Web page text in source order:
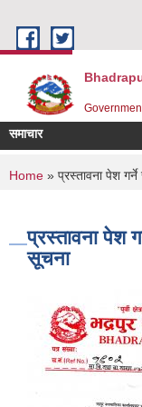
समाचार
You are
Home » प्रस्तावना पेश
प्रस्तावना पेश
सूचना